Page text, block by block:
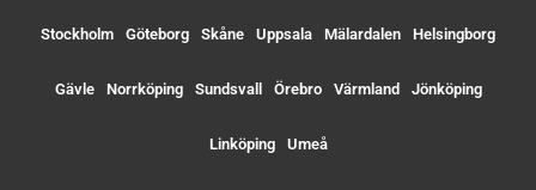
Stockholm Göteborg Skåne Uppsala Mälardalen Helsingborg
Gävle Norrköping Sundsvall Örebro Värmland Jönköping
Linköping Umeå